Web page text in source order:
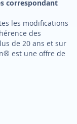
correspondant
les modifications
des
de 20 ans et sur
est une offre de